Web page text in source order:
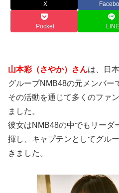
X
Pocket LINE
山本彩（さやか）さんは、日
グループNMB48の元メンバー
その活動を通じて多くのファ
ました。
彼女はNMB48の中でもリーダ
揮し、キャプテンとしてグル
きました。